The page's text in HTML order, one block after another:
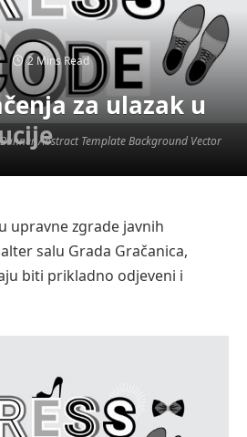
Abstract Template Background Vector
2 Mins Read
za ulazak u
upravne zgrade javnih
salu Grada Gračanica,
biti prikladno odjeveni i